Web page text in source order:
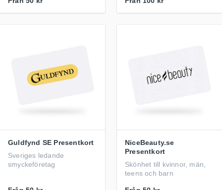
Guldfynd SE Presentkort
Sveriges ledande
smyckeföretag
NiceBeauty.se
Presentkort
Skönhet till kvinnor, män,
teens och barn